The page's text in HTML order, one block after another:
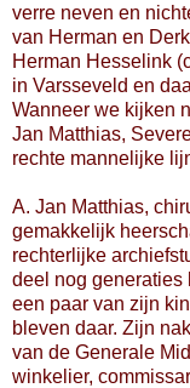
verre neven en
van Herman en
Herman Hesselink
in Varsseveld en
Wanneer we kijken
Jan Matthias,
rechte mannelijke
A. Jan Matthias,
gemakkelijk
rechterlijke
deel nog generaties
een paar van zijn
bleven daar. Zijn
van de Generale
winkelier,